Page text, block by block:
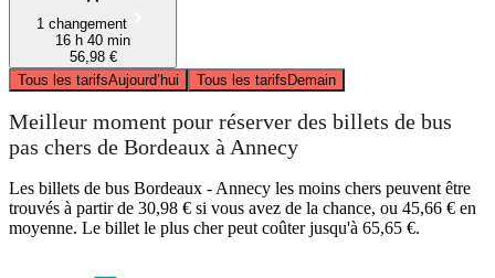
1 changement
16 h 40 min
56,98 €
Tous les tarifsAujourd’hui Tous les tarifsDemain
Meilleur moment pour réserver des billets de bus
pas chers de Bordeaux à Annecy
Les billets de bus Bordeaux - Annecy les moins chers peuvent être
trouvés à partir de 30,98 € si vous avez de la chance, ou 45,66 € en
moyenne. Le billet le plus cher peut coûter jusqu'à 65,65 €.